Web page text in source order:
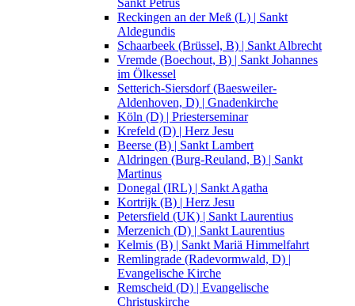
Sankt Petrus
Reckingen an der Meß (L) | Sankt
Aldegundis
Schaarbeek (Brüssel, B) | Sankt Albrecht
Vremde (Boechout, B) | Sankt Johannes
im Ölkessel
Setterich-Siersdorf (Baesweiler-
Aldenhoven, D) | Gnadenkirche
Köln (D) | Priesterseminar
Krefeld (D) | Herz Jesu
Beerse (B) | Sankt Lambert
Aldringen (Burg-Reuland, B) | Sankt
Martinus
Donegal (IRL) | Sankt Agatha
Kortrijk (B) | Herz Jesu
Petersfield (UK) | Sankt Laurentius
Merzenich (D) | Sankt Laurentius
Kelmis (B) | Sankt Mariä Himmelfahrt
Remlingrade (Radevormwald, D) |
Evangelische Kirche
Remscheid (D) | Evangelische
Christuskirche